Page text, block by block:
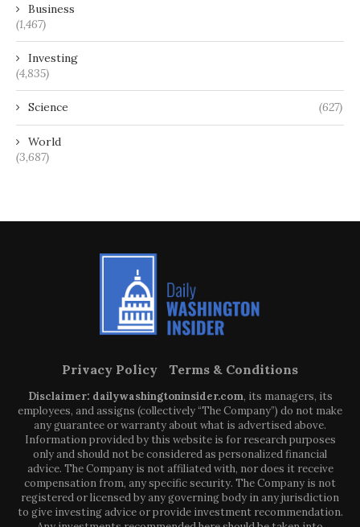
Business
(1,467)
Investing
(4,835)
Science (627)
World
(3,687)
Privacy Policy Terms & Conditions
Disclaimer: dailywashingtoninsider.com, its managers, its
employees, and assigns (collectively “The Company”) do not make
any guarantee or warranty about what is advertised above.
Information provided by this website is for research purposes
only and should not be considered as personalized financial
advice. The Company is not affiliated with, nor does it receive
compensation from, any specific security. The Company is not
registered or licensed by any governing body in any jurisdiction
to give investing advice or provide investment recommendation.